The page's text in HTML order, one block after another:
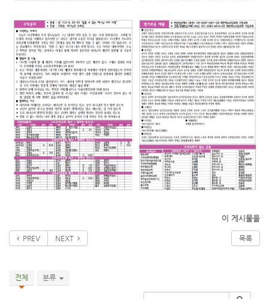
이 게시물을
PREV NEXT 목록
전체 분류